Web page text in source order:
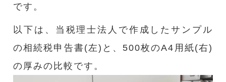
です。
以下は、当税理士法人で作成したサンプル
の相続税申告書(左)と、500枚のA4用紙(右)
の厚みの比較です。